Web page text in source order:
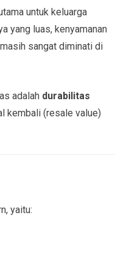
untuk keluarga
yang luas, kenyamanan
sangat diminati di
adalah durabilitas
kembali (resale value)
yaitu: